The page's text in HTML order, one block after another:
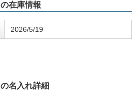
在庫情報
2026/5/19
名入れ詳細